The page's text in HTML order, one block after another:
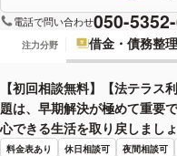
電話で問い合わせ050-
注力分野 借金・債務整理
【初回相談無料】【法テラス
題は、早期解決が極めて重要
心できる生活を取り戻しましょ
料金表あり 休日相談可 夜間相談可